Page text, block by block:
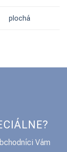
plochá
Vám